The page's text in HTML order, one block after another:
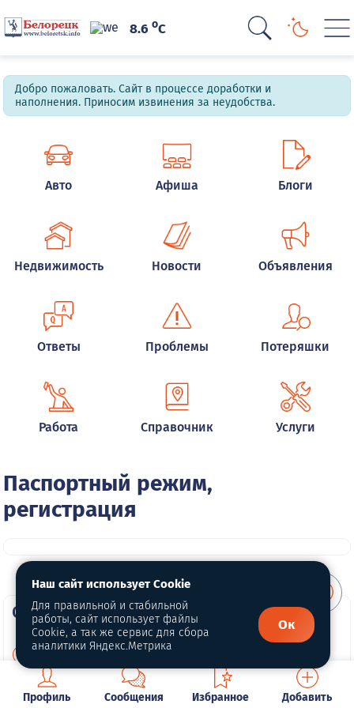
8.6oC
Добро пожаловать. Сайт в процессе доработки и
наполнения. Приносим извинения за неудобства.
Авто Афиша Блоги
Недвижимость Новости Объявления
Ответы Проблемы Потеряшки
Работа Справочник Услуги
Паспортный режим,
регистрация
О портале
О нас
Для правообладателей
Профиль Сообщения Избранное Добавить
Наш сайт использует Cookie
Для правильной и стабильной
работы, сайт использует файлы
Cookie, а так же сервис для сбора
аналитики Яндекс.Метрика
Ок